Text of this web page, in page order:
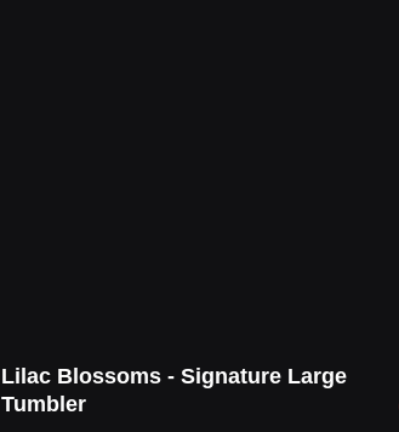
Lilac Blossoms - Signature Large
Tumbler